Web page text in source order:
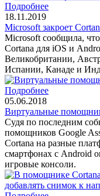
Подробнее
18.11.2019
Microsoft закроет
Microsoft сообщила,
Cortana для iOS и
Великобритании,
Испании, Канаде и
Подробнее
05.06.2018
Виртуальные
Судя по последним
помощников Google
Cortana на разные
смартфонах с Android
игровые консоли.